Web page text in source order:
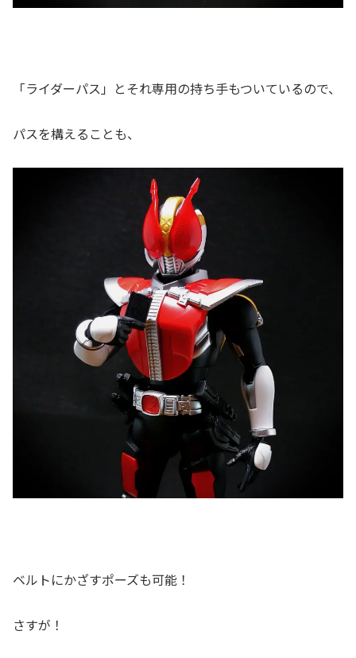
「ライダーパス」とそれ専用の持ち手もついているので、
パスを構えることも、
ベルトにかざすポーズも可能！
さすが！